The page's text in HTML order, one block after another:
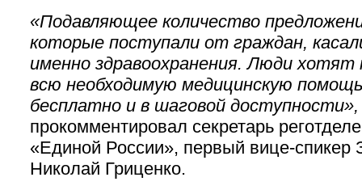
«Подавляющее количество
которые поступали от граждан,
именно здравоохранения. Люди хотят
всю необходимую медицинскую
бесплатно и в шаговой
прокомментировал секретарь
«Единой России», первый вице-спикер
Николай Гриценко.